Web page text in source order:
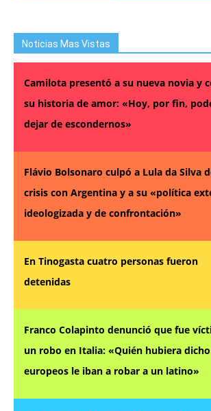
Noticias Mas Vistas
Camilota presentó a su nueva novia y
su historia de amor: «Hoy, por fin,
dejar de escondernos»
Flávio Bolsonaro culpó a Lula da Silva
crisis con Argentina y a su «política
ideologizada y de confrontación»
En Tinogasta cuatro personas fueron
detenidas
Franco Colapinto denunció que fue
un robo en Italia: «Quién hubiera
europeos le iban a robar a un latino»